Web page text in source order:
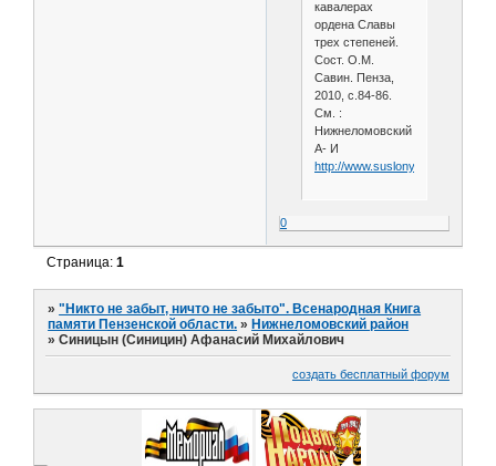
кавалерах
ордена Славы
трех степеней.
Сост. О.М.
Савин. Пенза,
2010, с.84-86.
См. :
Нижнеломовский
А- И
http://www.suslony.ru/
0
Страница:1
»"Никто не забыт, ничто не забыто". Всенародная Книга
памяти Пензенской области. »Нижнеломовский район
»Синицын (Синицин) Афанасий Михайлович
создать бесплатный форум